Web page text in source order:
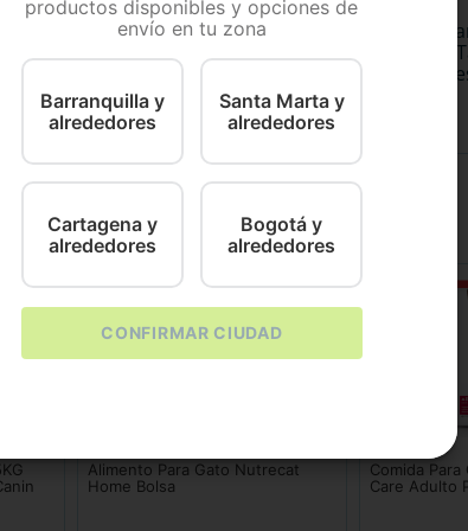
formulado para proporcionar la nutrición
es fácil de digerir con nutrientes tales como
también contiene una mezcla de
Alimento Para Gato Nutrecat
Home Bolsa
Comida
Care Adulto
productos disponibles y opciones de
envío en tu zona
Barranquilla y
alrededores
Santa Marta y
alrededores
Cartagena y
alrededores
Bogotá y
alrededores
CONFIRMAR CIUDAD